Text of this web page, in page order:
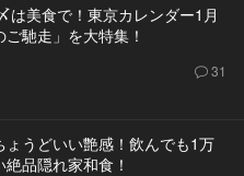
は美食で！東京カレンダー1月
馳走」を大特集！
31
ょうどいい艶感！飲んでも1万
品隠れ家和食！